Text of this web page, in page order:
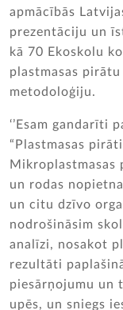
apmācībās
prezentāciju un
kā 70 Ekoskolu
plastmasas
metodoloģiju.
‘’Esam gandarīti
“Plastmasas
Mikroplastmasas
un rodas
un citu dzīvo
nodrošināsim
analīzi, nosakot
rezultāti
piesārņojumu un
upēs, un sniegs